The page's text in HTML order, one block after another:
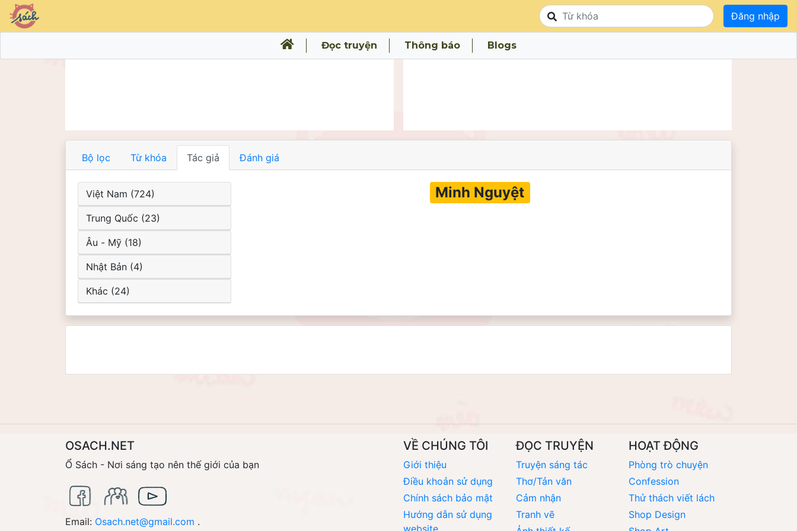
Đăng nhập
Đọc truyện Thông báo Blogs
Bộ lọc Từ khóa Tác giả Đánh giá
Việt Nam (724)
Trung Quốc (23)
Âu - Mỹ (18)
Nhật Bản (4)
Khác (24)
Minh Nguyệt
OSACH.NET
Ổ Sách - Nơi sáng tạo nên thế giới của bạn
Email: Osach.net@gmail.com .
VỀ CHÚNG TÔI
Giới thiệu
Điều khoản sử dụng
Chính sách bảo mật
Hướng dẫn sử dụng
website
ĐỌC TRUYỆN
Truyện sáng tác
Thơ/Tản văn
Cảm nhận
Tranh vẽ
HOẠT ĐỘNG
Phòng trò chuyện
Confession
Thử thách viết lách
Shop Design